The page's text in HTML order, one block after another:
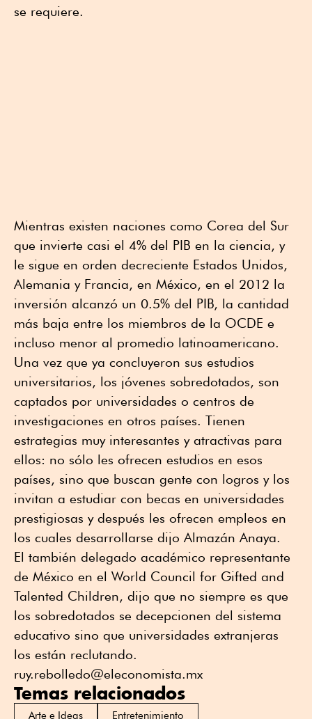
se requiere.
Mientras existen naciones como Corea del Sur
que invierte casi el 4% del PIB en la ciencia, y
le sigue en orden decreciente Estados Unidos,
Alemania y Francia, en México, en el 2012 la
inversión alcanzó un 0.5% del PIB, la cantidad
más baja entre los miembros de la OCDE e
incluso menor al promedio latinoamericano.
Una vez que ya concluyeron sus estudios
universitarios, los jóvenes sobredotados, son
captados por universidades o centros de
investigaciones en otros países. Tienen
estrategias muy interesantes y atractivas para
ellos: no sólo les ofrecen estudios en esos
países, sino que buscan gente con logros y los
invitan a estudiar con becas en universidades
prestigiosas y después les ofrecen empleos en
los cuales desarrollarse dijo Almazán Anaya.
El también delegado académico representante
de México en el World Council for Gifted and
Talented Children, dijo que no siempre es que
los sobredotados se decepcionen del sistema
educativo sino que universidades extranjeras
los están reclutando.
ruy.rebolledo@eleconomista.mx
Temas relacionados
Arte e Ideas
Entretenimiento